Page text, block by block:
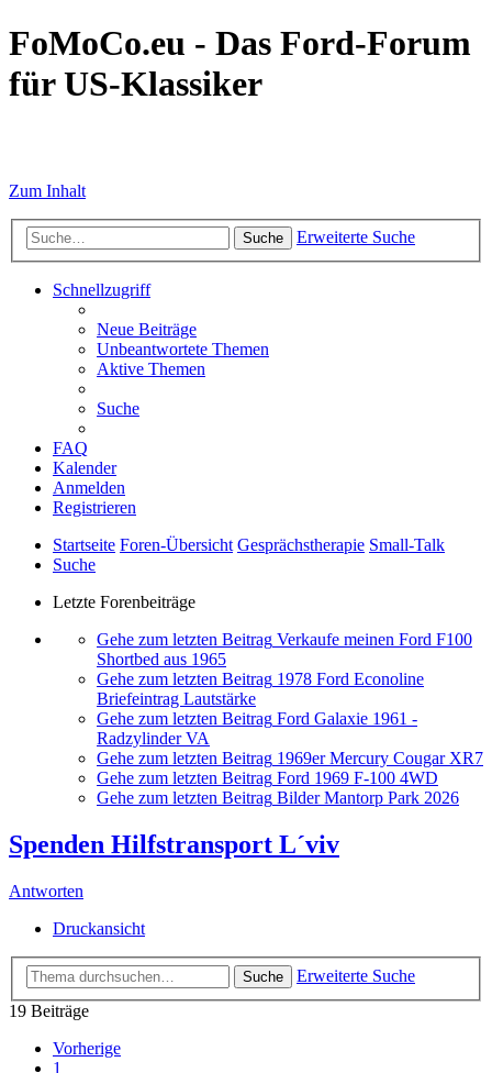
FoMoCo.eu - Das Ford-Forum
für US-Klassiker
Zum Inhalt
Suche Erweiterte Suche
Schnellzugriff
Neue Beiträge
Unbeantwortete Themen
Aktive Themen
Suche
FAQ
Kalender
Anmelden
Registrieren
Startseite Foren-Übersicht Gesprächstherapie Small-Talk
Suche
Letzte Forenbeiträge
Gehe zum letzten Beitrag Verkaufe meinen Ford F100
Shortbed aus 1965
Gehe zum letzten Beitrag 1978 Ford Econoline
Briefeintrag Lautstärke
Gehe zum letzten Beitrag Ford Galaxie 1961 -
Radzylinder VA
Gehe zum letzten Beitrag 1969er Mercury Cougar XR7
Gehe zum letzten Beitrag Ford 1969 F-100 4WD
Gehe zum letzten Beitrag Bilder Mantorp Park 2026
Spenden Hilfstransport L´viv
Antworten
Druckansicht
Suche
Erweiterte Suche
19 Beiträge
Vorherige
1